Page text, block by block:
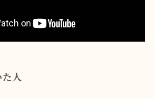
人